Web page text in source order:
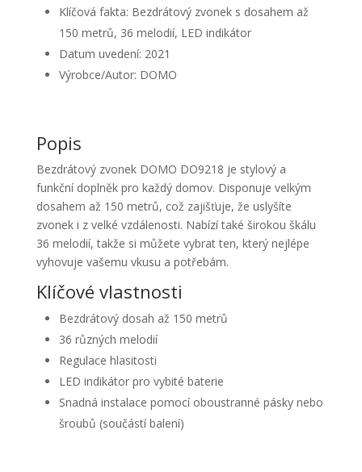
Klíčová fakta: Bezdrátový zvonek s dosahem až
150 metrů, 36 melodií, LED indikátor
Datum uvedení: 2021
Výrobce/Autor: DOMO
Popis
Bezdrátový zvonek DOMO DO9218 je stylový a
funkční doplněk pro každý domov. Disponuje velkým
dosahem až 150 metrů, což zajišťuje, že uslyšíte
zvonek i z velké vzdálenosti. Nabízí také širokou škálu
36 melodií, takže si můžete vybrat ten, který nejlépe
vyhovuje vašemu vkusu a potřebám.
Klíčové vlastnosti
Bezdrátový dosah až 150 metrů
36 různých melodií
Regulace hlasitosti
LED indikátor pro vybité baterie
Snadná instalace pomocí oboustranné pásky nebo
šroubů (součástí balení)